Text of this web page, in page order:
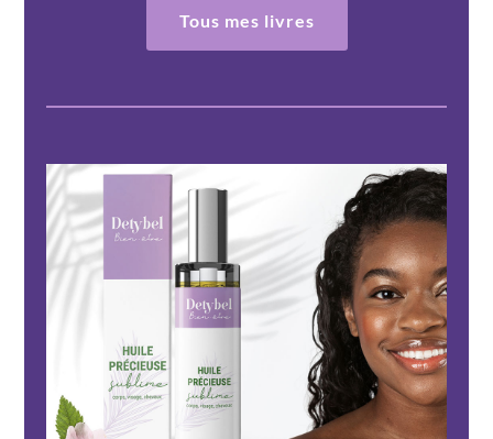
Tous mes livres